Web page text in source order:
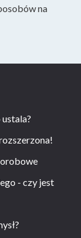
na
- czy jest